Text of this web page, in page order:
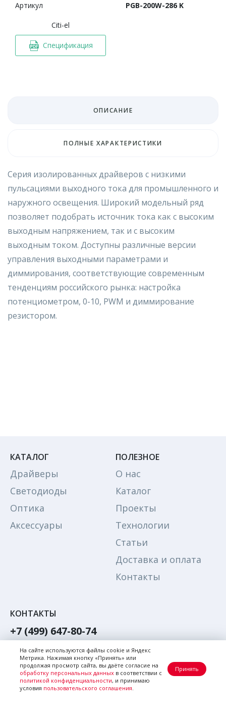
Артикул PGB-200W-286 K
Citi-el
Спецификация
ОПИСАНИЕ
ПОЛНЫЕ ХАРАКТЕРИСТИКИ
Серия изолированных драйверов с низкими
пульсациями выходного тока для промышленного и
наружного освещения. Широкий модельный ряд
позволяет подобрать источник тока как с высоким
выходным напряжением, так и с высоким
выходным током. Доступны различные версии
управления выходными параметрами и
диммирования, соответствующие современным
тенденциям российского рынка: настройка
потенциометром, 0-10, PWM и диммирование
резистором.
КАТАЛОГ
Драйверы
Светодиоды
Оптика
Аксессуары
ПОЛЕЗНОЕ
О нас
Каталог
Проекты
Технологии
Статьи
Доставка и оплата
Контакты
КОНТАКТЫ
+7 (499) 647-80-74
Обратный звонок
Написать в Max
Написать в телеграм
На сайте используются файлы cookie и Яндекс
Метрика. Нажимая кнопку «Принять» или
продолжая просмотр сайта, вы даёте согласие на
обработку персональных данных в соответствии с
политикой конфиденциальности, и принимаю
условия пользовательского соглашения.
Принять